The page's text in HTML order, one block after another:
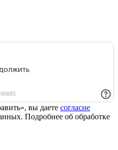
вы даете согласие
Подробнее об обработке